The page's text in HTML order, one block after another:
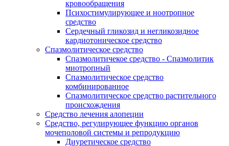
кровообращения
Психостимулирующее и ноотропное
средство
Сердечный гликозид и негликозидное
кардиотоническое средство
Спазмолитическое средство
Спазмолитичекое средство - Спазмолитик
миотропный
Спазмолитическое средство
комбинированное
Спазмолитическое средство растительного
происхождения
Средство лечения алопеции
Средство, регулирующее функцию органов
мочеполовой системы и репродукцию
Диуретическое средство